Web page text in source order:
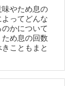
やため息の
ってどんな
かについて
め息の回数
こともまと